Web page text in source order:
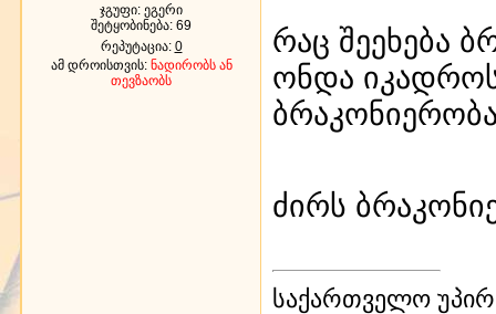
ჯგუფი: ეგერი
შეტყობინება: 69
რეპუტაცია: 0
ამ დროისთვის: ნადირობს ან
თევზაობს
რაც შეეხება
ონდა
ძირს
საქართველო